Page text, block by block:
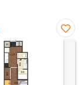
お気